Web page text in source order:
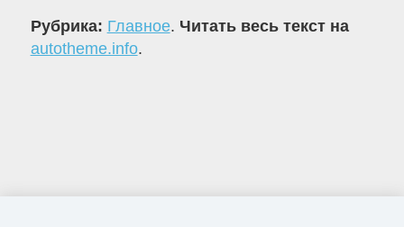
Рубрика: Главное. Читать весь текст на
autotheme.info.